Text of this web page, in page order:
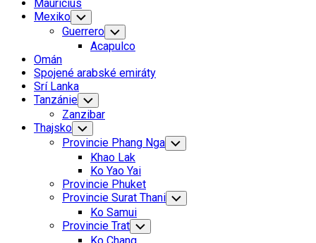
Mauricius
Mexiko Toggle
Child
Menu
Guerrero Toggle
Child
Menu
Acapulco
Omán
Spojené arabské emiráty
Srí Lanka
Tanzánie Toggle
Child
Menu
Zanzibar
Thajsko Toggle
Child
Menu
Provincie Phang Nga Toggle
Child
Khao Lak
Ko Yao Yai
Provincie Phuket
Provincie Surat Thani Toggle
Child
Ko Samui
Provincie Trat Toggle
Child